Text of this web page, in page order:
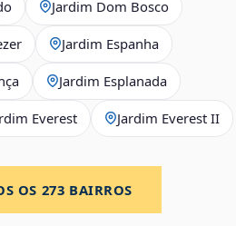
Jardim Dom Bosco
Jardim Espanha
Jardim Esplanada
Everest Jardim Everest II
OS 273 BAIRROS